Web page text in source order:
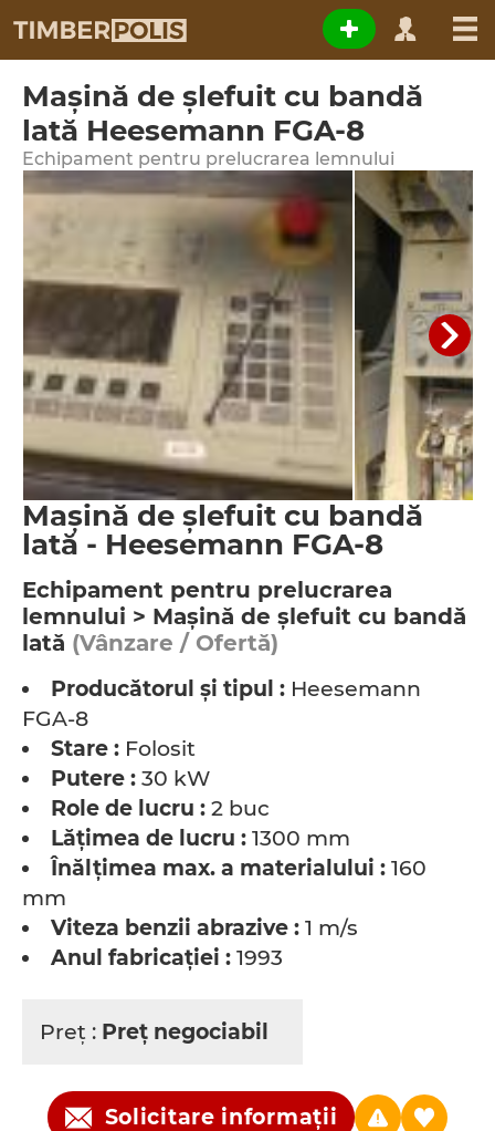
Maşină de şlefuit cu bandă
lată Heesemann FGA-8
Echipament pentru prelucrarea lemnului
Maşină de şlefuit cu bandă
lată - Heesemann FGA-8
Echipament pentru prelucrarea
lemnului > Maşină de şlefuit cu bandă
lată (Vânzare / Ofertă)
Producătorul şi tipul : Heesemann
FGA-8
Stare : Folosit
Putere : 30 kW
Role de lucru : 2 buc
Lăţimea de lucru : 1300 mm
Înălţimea max. a materialului : 160
mm
Viteza benzii abrazive : 1 m/s
Anul fabricaţiei : 1993
Preţ : Preţ negociabil
Solicitare informații